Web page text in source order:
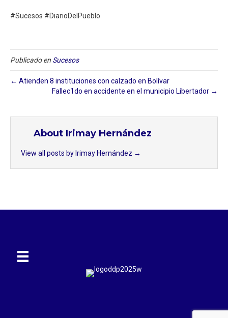
#Sucesos #DiarioDelPueblo
Publicado en Sucesos
← Atienden 8 instituciones con calzado en Bolívar
Fallec1do en accidente en el municipio Libertador⁣ →
About Irimay Hernández
View all posts by Irimay Hernández →